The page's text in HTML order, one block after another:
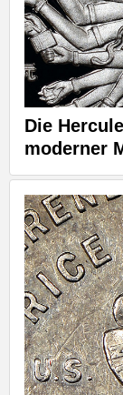
Die
moderner